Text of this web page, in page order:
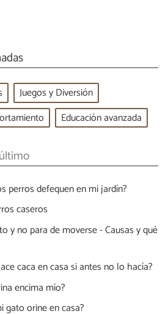
Juegos y Diversión
Educación avanzada
perros defequen en mi jardín?
caseros
y no para de moverse - Causas y qué
caca en casa si antes no lo hacía?
encima mío?
gato orine en casa?